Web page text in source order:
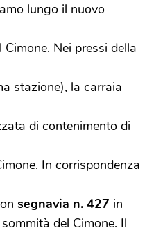
lungo il nuovo
Nei pressi della
stazione), la carraia
di contenimento di
In corrispondenza
segnavia n. 427 in
del Cimone. Il